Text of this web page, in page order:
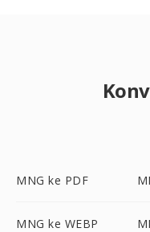
MNG ke PDF
MNG ke WEBP